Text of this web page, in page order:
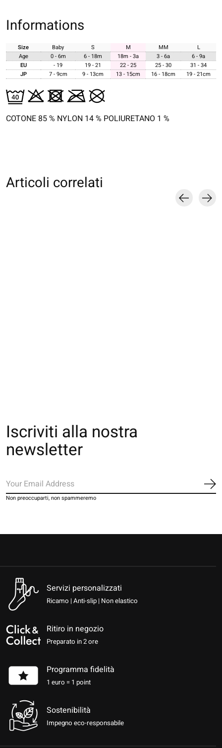
Informations
Size Baby S M MM
L
Age
0 - 6m 6 - 18m 18m - 3a 3 - 6a
6 - 9a
EU
- 19 19 - 21 22 - 25 25 - 30
31 - 34
JP
7 - 9cm 9 - 13cm 13 - 15cm 16 - 18cm 19 - 21cm
COTONE 85 % NYLON 14 % POLIURETANO 1 %
Articoli correlati
Iscriviti alla nostra
newsletter
Non preoccuparti, non spammeremo
Servizi personalizzati
Ricamo | Anti-slip | Non elastico
Ritiro in negozio
Preparato in 2 ore
Programma fidelità
1 euro = 1 point
Sostenibilità
Impegno eco-responsabile